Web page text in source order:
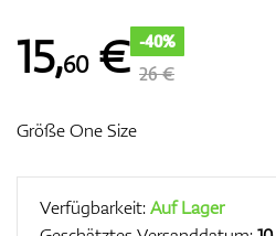
15,60€ -40%
26 €
Größe One Size
Verfügbarkeit:Auf Lager